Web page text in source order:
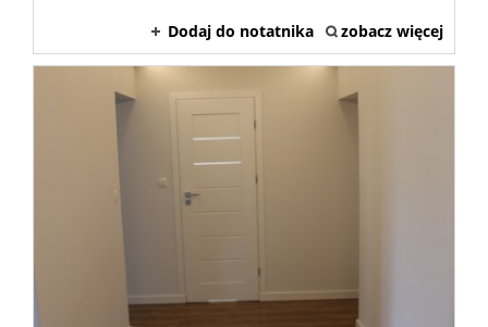
Dodaj do notatnika zobacz więcej